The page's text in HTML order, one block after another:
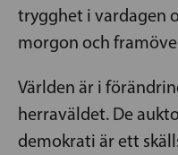
trygghet i vardagen
morgon och
Världen är i
herraväldet. De
demokrati är ett